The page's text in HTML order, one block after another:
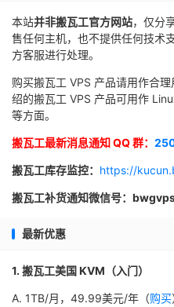
本站并非搬瓦工官方网站，仅分
售任何主机，也不提供任何技术
方客服进行处理。
购买搬瓦工 VPS 产品请用作合理
绍的搬瓦工 VPS 产品可用作
等方面。
搬瓦工最新消息通知 QQ 群：
搬瓦工库存监控： https://
搬瓦工补货通知微信号：
最新优惠
1. 搬瓦工美国 KVM（入门）
A. 1TB/月，49.99美元/年（购买